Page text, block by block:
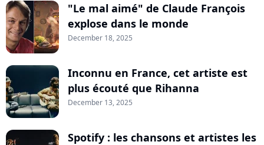
"Le mal aimé" de Claude François
explose dans le monde
December 18, 2025
Inconnu en France, cet artiste est
plus écouté que Rihanna
December 13, 2025
Spotify : les chansons et artistes les